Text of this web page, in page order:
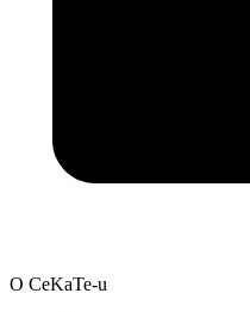
O CeKaTe-u